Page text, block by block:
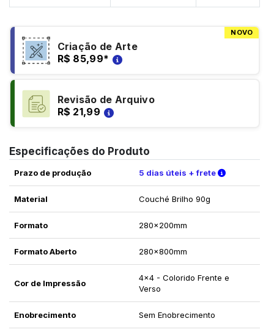
NOVO
Criação de Arte
R$ 85,99*
Revisão de Arquivo
R$ 21,99
Especificações do Produto
Prazo de produção 5 dias úteis + frete Verifique
Material Couché Brilho 90g
Formato 280x200mm
Formato Aberto 280x800mm
Cor de Impressão
4x4 - Colorido Frente e
Verso
Enobrecimento Sem Enobrecimento